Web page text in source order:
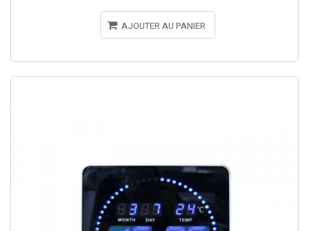
AJOUTER AU PANIER